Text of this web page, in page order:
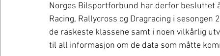
Norges Bilsportforbund har derfor besluttet
Racing, Rallycross og Dragracing i
de raskeste klassene samt i noen vilkårlig
til all informasjon om de data som måtte